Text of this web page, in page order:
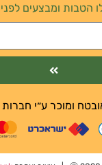
הטבות ומבצעים
ומוכר ע״י